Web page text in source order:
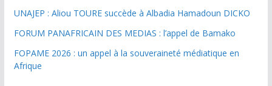
UNAJEP : Aliou TOURE succède à Albadia Hamadoun DICKO
FORUM PANAFRICAIN DES MEDIAS : l’appel de Bamako
FOPAME 2026 : un appel à la souveraineté médiatique en
Afrique